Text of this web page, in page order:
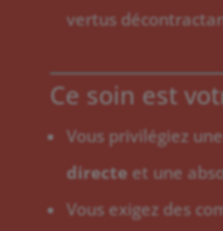
vertus
Ce soin est
Vous privilégiez une
directeet une
Vous exigez des